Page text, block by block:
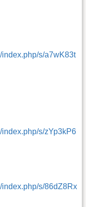
index.php/s/a7wK83t
s/zYp3kP6
index.php/s/86dZ8Rx